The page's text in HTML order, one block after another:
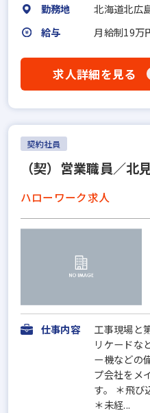
勤務地
北海道北広
給与
月給制19万
求人詳細を見る
契約社員
（契）営業職員／北
ハローワーク求人
仕事内容
工事現場と
リケードな
ー機などの
プ会社をメ
す。 ＊飛び
＊未経...